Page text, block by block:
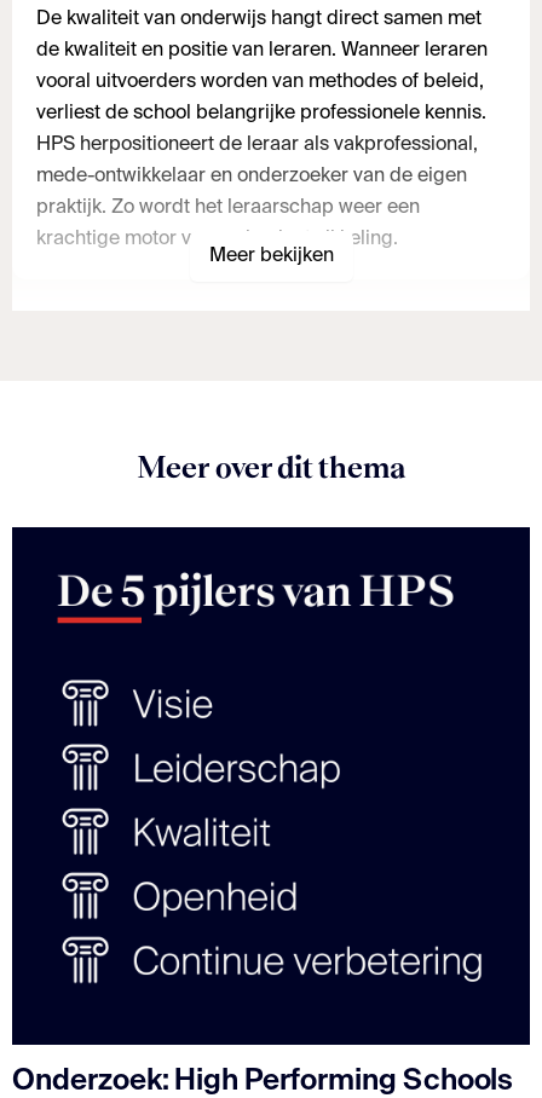
De kwaliteit van onderwijs hangt direct samen met
de kwaliteit en positie van leraren. Wanneer leraren
vooral uitvoerders worden van methodes of beleid,
verliest de school belangrijke professionele kennis.
HPS herpositioneert de leraar als vakprofessional,
mede-ontwikkelaar en onderzoeker van de eigen
praktijk. Zo wordt het leraarschap weer een
krachtige motor voor schoolontwikkeling.
Meer bekijken
Meer over dit thema
Onderzoek: High Performing Schools